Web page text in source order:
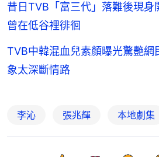
昔日TVB「富三代」落難後現
曾在低谷裡徘徊
TVB中韓混血兒素顏曝光驚艷
象太深斷情路
李沁 張兆輝 本地劇集